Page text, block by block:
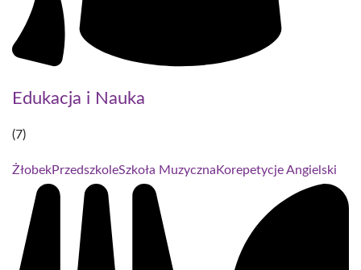
Edukacja i Nauka
(7)
ŻłobekPrzedszkoleSzkoła Muzyczna Korepetycje Angielski